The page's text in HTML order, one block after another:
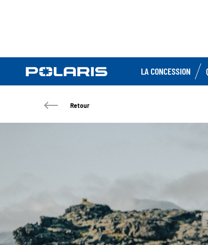
LA CONCESSION
Retour